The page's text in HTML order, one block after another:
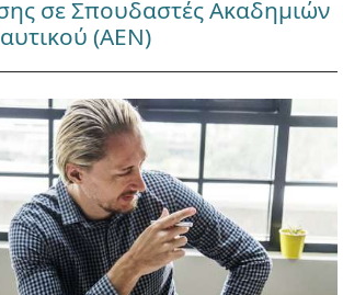
σε Σπουδαστές Ακαδημιών
(ΑΕΝ)